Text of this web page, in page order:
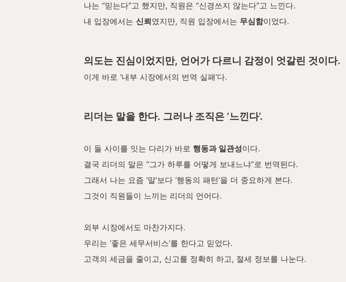
나는 “믿는다”고 했지만, 직원은 “신경쓰지 않는다”고 느낀다.
내 입장에서는 신뢰였지만, 직원 입장에서는 무심함이었다.
의도는 진심이었지만, 언어가 다르니 감정이 엇갈린 것이다.
이게 바로 ‘내부 시장에서의 번역 실패’다.
리더는 말을 한다. 그러나 조직은 ‘느낀다’.
이 둘 사이를 잇는 다리가 바로 행동과 일관성이다.
결국 리더의 말은 “그가 하루를 어떻게 보내느냐”로 번역된다.
그래서 나는 요즘 ‘말’보다 ‘행동의 패턴’을 더 중요하게 본다.
그것이 직원들이 느끼는 리더의 언어다.
외부 시장에서도 마찬가지다.
우리는 ‘좋은 세무서비스’를 한다고 믿었다.
고객의 세금을 줄이고, 신고를 정확히 하고, 절세 정보를 나눈다.